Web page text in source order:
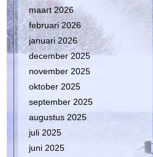
maart 2026
februari 2026
januari 2026
december 2025
november 2025
oktober 2025
september 2025
augustus 2025
juli 2025
juni 2025